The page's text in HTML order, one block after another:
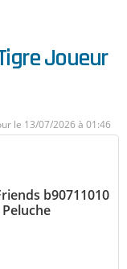
Joueur
13/07/2026 à 01:46
b90711010
Peluche